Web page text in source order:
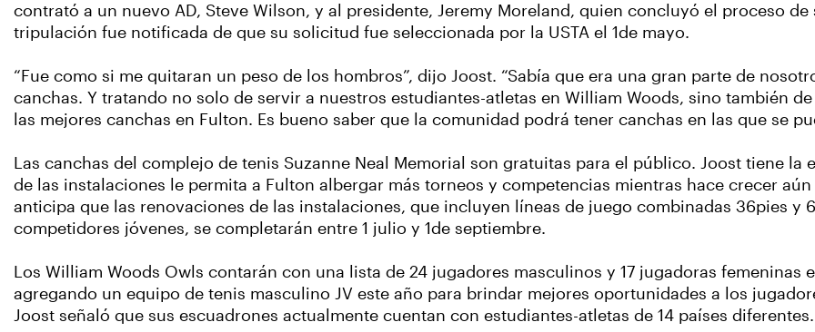
contrató a un nuevo AD, Steve Wilson, y al presidente, Jeremy Moreland, quien concluyó el proceso
tripulación fue notificada de que su solicitud fue seleccionada por la USTA el 1de mayo.
“Fue como si me quitaran un peso de los hombros”, dijo Joost. “Sabía que era una gran parte de
canchas. Y tratando no solo de servir a nuestros estudiantes-atletas en William Woods, sino también
las mejores canchas en Fulton. Es bueno saber que la comunidad podrá tener canchas en las que se
Las canchas del complejo de tenis Suzanne Neal Memorial son gratuitas para el público. Joost tiene la
de las instalaciones le permita a Fulton albergar más torneos y competencias mientras hace crecer
anticipa que las renovaciones de las instalaciones, que incluyen líneas de juego combinadas 36pies y
competidores jóvenes, se completarán entre 1 julio y 1de septiembre.
Los William Woods Owls contarán con una lista de 24 jugadores masculinos y 17 jugadoras femeninas
agregando un equipo de tenis masculino JV este año para brindar mejores oportunidades a los
Joost señaló que sus escuadrones actualmente cuentan con estudiantes-atletas de 14 países diferentes.